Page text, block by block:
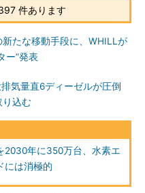
件あります
たな移動手段に、WHILLが
ー”発表
気量直6ディーゼルが圧倒
り込む
2030年に350万台、水素エ
には消極的